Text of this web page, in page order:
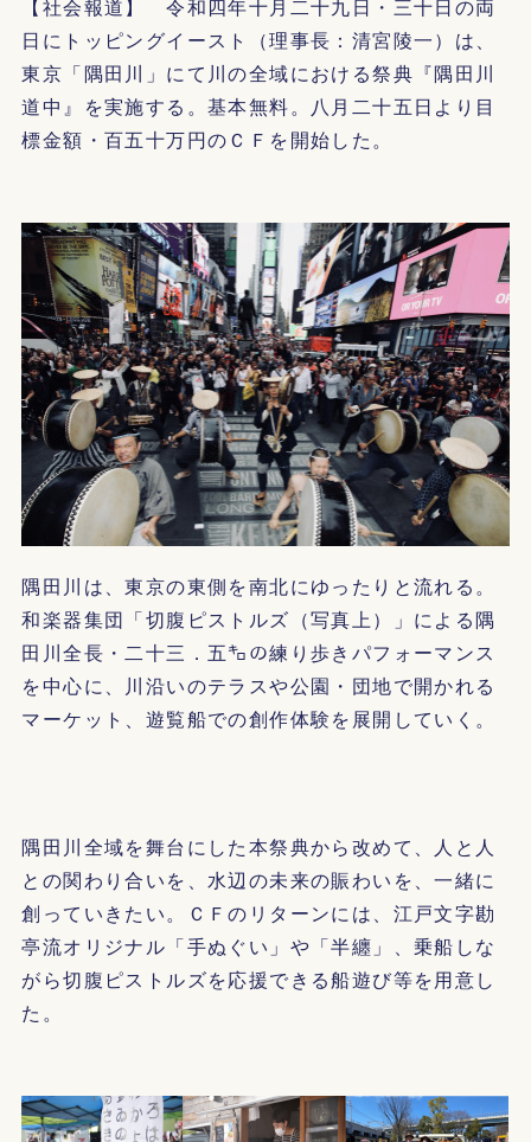
【社会報道】 令和四年十月二十九日・三十日の両
日にトッピングイースト（理事長：清宮陵一）は、
東京「隅田川」にて川の全域における祭典『隅田川
道中』を実施する。基本無料。八月二十五日より目
標金額・百五十万円のＣＦを開始した。
隅田川は、東京の東側を南北にゆったりと流れる。
和楽器集団「切腹ピストルズ（写真上）」による隅
田川全長・二十三．五㌔の練り歩きパフォーマンス
を中心に、川沿いのテラスや公園・団地で開かれる
マーケット、遊覧船での創作体験を展開していく。
隅田川全域を舞台にした本祭典から改めて、人と人
との関わり合いを、水辺の未来の賑わいを、一緒に
創っていきたい。ＣＦのリターンには、江戸文字勘
亭流オリジナル「手ぬぐい」や「半纏」、乗船しな
がら切腹ピストルズを応援できる船遊び等を用意し
た。